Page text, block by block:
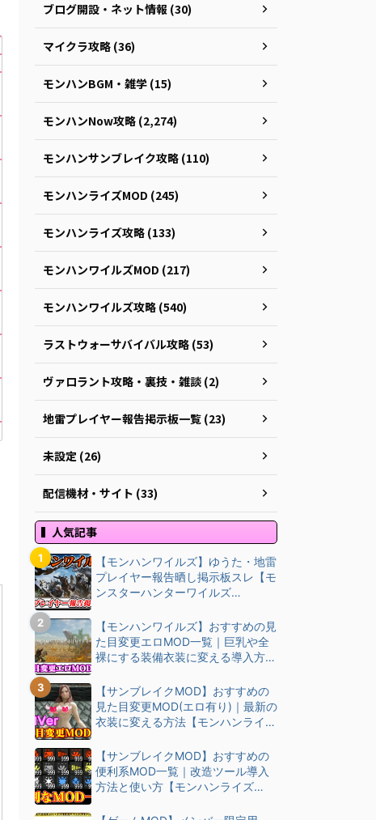
ブログ開設・ネット情報 (30)
マイクラ攻略 (36)
モンハンBGM・雑学 (15)
モンハンNow攻略 (2,274)
モンハンサンブレイク攻略 (110)
モンハンライズMOD (245)
モンハンライズ攻略 (133)
モンハンワイルズMOD (217)
モンハンワイルズ攻略 (540)
ラストウォーサバイバル攻略 (53)
ヴァロラント攻略・裏技・雑談 (2)
地雷プレイヤー報告掲示板一覧 (23)
未設定 (26)
配信機材・サイト (33)
人気記事
【モンハンワイルズ】ゆうた・地雷
プレイヤー報告晒し掲示板スレ【モ
ンスターハンターワイルズ
【モンハンワイルズ】おすすめの見
た目変更エロMOD一覧｜巨乳や全
裸にする装備衣装に変える導入方
【サンブレイクMOD】おすすめの
見た目変更MOD(エロ有り)｜最新の
衣装に変える方法【モンハンライズ
【サンブレイクMOD】おすすめの
便利系MOD一覧｜改造ツール導入
方法と使い方【モンハンライズ